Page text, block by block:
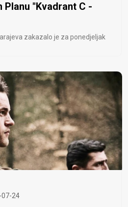
Planu "Kvadrant C -
zakazalo je za ponedjeljak
07-24